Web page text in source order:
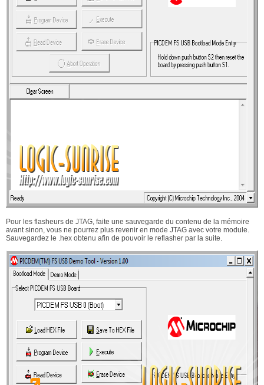
Pour les flasheurs de JTAG, faite une sauvegarde du contenu de la mémoire
avant sinon, vous ne pourrez plus revenir en mode JTAG avec votre module.
Sauvegardez le .hex obtenu afin de pouvoir le reflasher par la suite.